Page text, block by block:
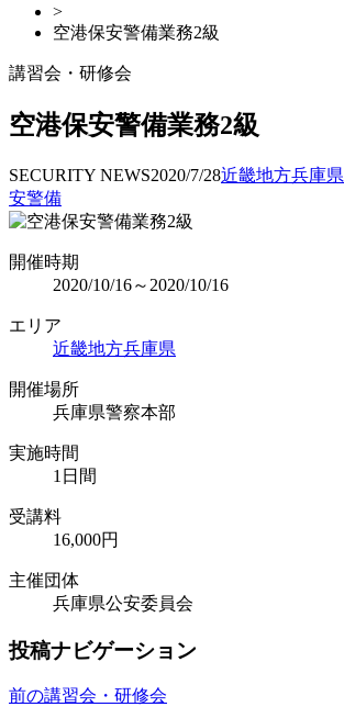
>
空港保安警備業務2級
講習会・研修会
空港保安警備業務2級
SECURITY NEWS2020/7/28近畿地方兵庫県
安警備
開催時期
2020/10/16～2020/10/16
エリア
近畿地方兵庫県
開催場所
兵庫県警察本部
実施時間
1日間
受講料
16,000円
主催団体
兵庫県公安委員会
投稿ナビゲーション
前の講習会・研修会